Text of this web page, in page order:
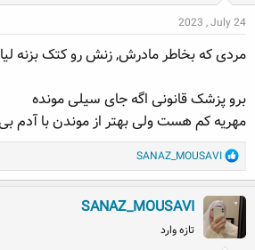
n
:
2023 , July 24
مردی که بخاطر مادرش, زنش رو کتک بزنه
برو پزشک قانونی اگه جای سیلی مونده
مهریه کم هست ولی بهتر از موندن با آدم
R
e
c
t
i
SANAZ_MOUSAVI
SANAZ_MOUSAVI
تازه وارد